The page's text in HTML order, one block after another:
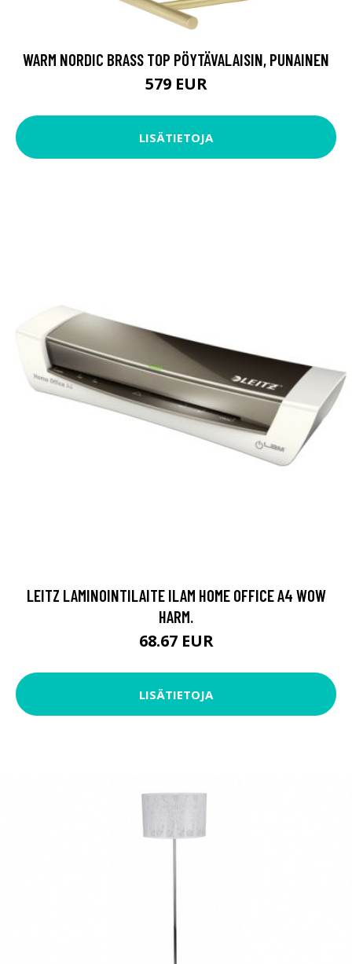
WARM NORDIC BRASS TOP PÖYTÄVALAISIN, PUNAINEN
579 EUR
LISÄTIETOJA
LEITZ LAMINOINTILAITE ILAM HOME OFFICE A4 WOW
HARM.
68.67 EUR
LISÄTIETOJA